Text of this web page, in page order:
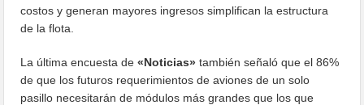
costos y generan mayores ingresos simplifican la estructura
de la flota.
La última encuesta de«Noticias» también señaló que el 86%
de que los futuros requerimientos de aviones de un solo
pasillo necesitarán de módulos más grandes que los que